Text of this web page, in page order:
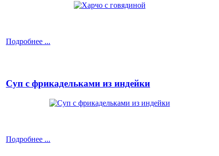
Подробнее ...
Суп с фрикадельками из индейки
Подробнее ...